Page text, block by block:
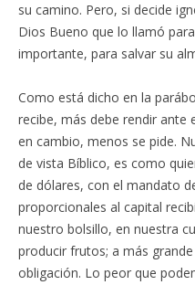
su camino. Pero, si decide
Dios Bueno que lo llamó
importante, para salvar su
Como está dicho en la
recibe, más debe rendir ante
en cambio, menos se pide.
de vista Bíblico, es como
de dólares, con el mandato
proporcionales al capital
nuestro bolsillo, en nuestra
producir frutos; a más
obligación. Lo peor que